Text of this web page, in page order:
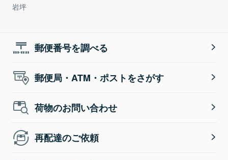
岩坪
郵便番号を調べる
郵便局・ATM・ポストをさがす
荷物のお問い合わせ
再配達のご依頼